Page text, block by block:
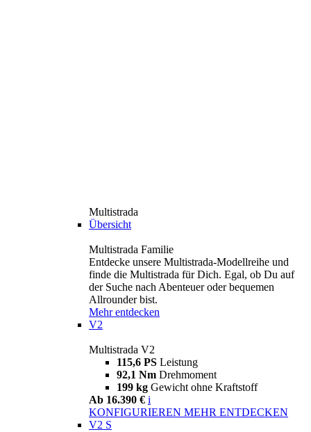
Multistrada
Übersicht
Multistrada Familie
Entdecke unsere Multistrada-Modellreihe und
finde die Multistrada für Dich. Egal, ob Du auf
der Suche nach Abenteuer oder bequemen
Allrounder bist.
Mehr entdecken
V2
Multistrada V2
115,6 PS Leistung
92,1 Nm Drehmoment
199 kg Gewicht ohne Kraftstoff
Ab 16.390 € i
KONFIGURIEREN MEHR ENTDECKEN
V2 S